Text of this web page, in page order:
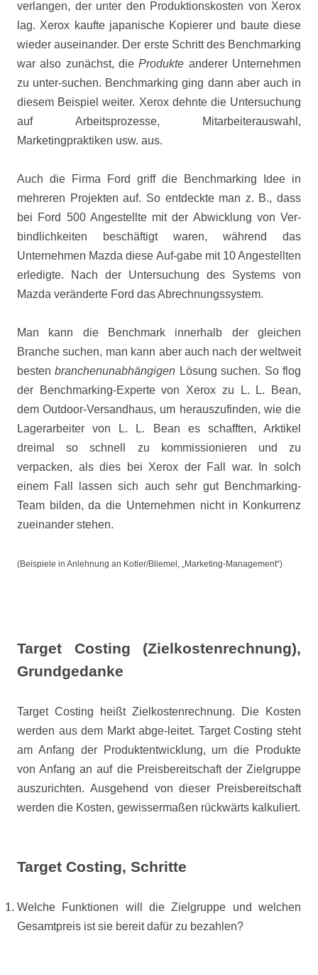
verlangen, der unter den Produktionskosten von Xerox
lag. Xerox kaufte japanische Kopierer und baute diese
wieder auseinander. Der erste Schritt des Benchmarking
war also zunächst, dieProdukte anderer Unternehmen
zu unter-suchen. Benchmarking ging dann aber auch in
diesem Beispiel weiter. Xerox dehnte die Untersuchung
auf Arbeitsprozesse, Mitarbeiterauswahl,
Marketingpraktiken usw. aus.
Auch die Firma Ford griff die Benchmarking Idee in
mehreren Projekten auf. So entdeckte man z. B., dass
bei Ford 500 Angestellte mit der Abwicklung von Ver-
bindlichkeiten beschäftigt waren, während das
Unternehmen Mazda diese Auf-gabe mit 10 Angestellten
erledigte. Nach der Untersuchung des Systems von
Mazda veränderte Ford das Abrechnungssystem.
Man kann die Benchmark innerhalb der gleichen
Branche suchen, man kann aber auch nach der weltweit
bestenbranchenunabhängigen Lösung suchen. So flog
der Benchmarking-Experte von Xerox zu L. L. Bean,
dem Outdoor-Versandhaus, um herauszufinden, wie die
Lagerarbeiter von L. L. Bean es schafften, Arktikel
dreimal so schnell zu kommissionieren und zu
verpacken, als dies bei Xerox der Fall war. In solch
einem Fall lassen sich auch sehr gut Benchmarking-
Team bilden, da die Unternehmen nicht in Konkurrenz
zueinander stehen.
(Beispiele in Anlehnung an Kotler/Bliemel, „Marketing-Management“)
Target Costing (Zielkostenrechnung),
Grundgedanke
Target Costing heißt Zielkostenrechnung. Die Kosten
werden aus dem Markt abge-leitet. Target Costing steht
am Anfang der Produktentwicklung, um die Produkte
von Anfang an auf die Preisbereitschaft der Zielgruppe
auszurichten. Ausgehend von dieser Preisbereitschaft
werden die Kosten, gewissermaßen rückwärts kalkuliert.
Target Costing, Schritte
Welche Funktionen will die Zielgruppe und welchen
Gesamtpreis ist sie bereit dafür zu bezahlen?